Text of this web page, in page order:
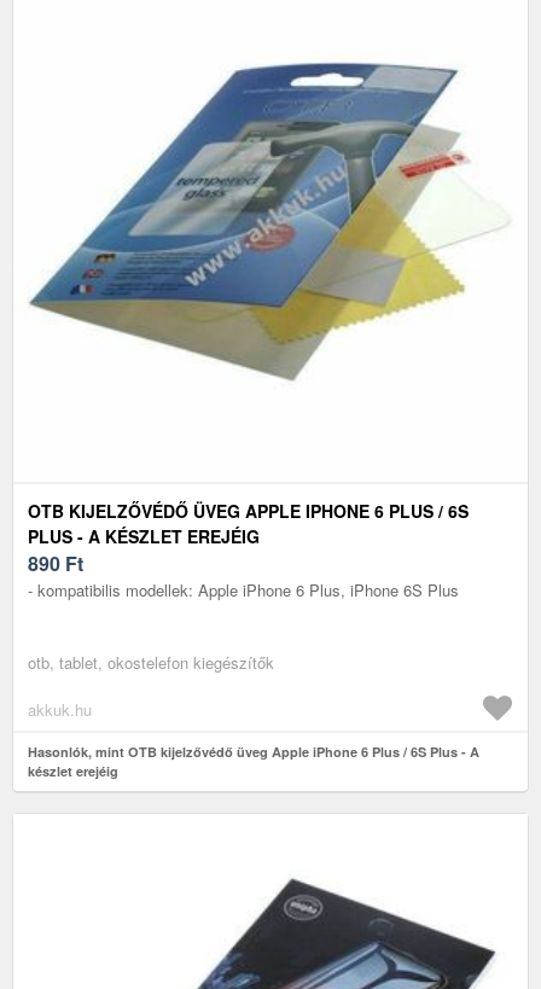
OTB KIJELZŐVÉDŐ ÜVEG APPLE IPHONE 6 PLUS / 6S
PLUS - A KÉSZLET EREJÉIG
890 Ft
- kompatibilis modellek: Apple iPhone 6 Plus, iPhone 6S Plus
otb, tablet, okostelefon kiegészítők
akkuk.hu
Hasonlók, mint OTB kijelzővédő üveg Apple iPhone 6 Plus / 6S Plus - A
készlet erejéig